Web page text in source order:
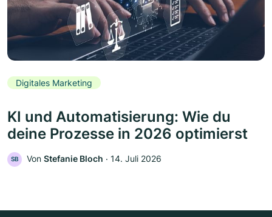
Digitales Marketing
KI und Automatisierung: Wie du
deine Prozesse in 2026 optimierst
SB Von Stefanie Bloch ‧ 14. Juli 2026